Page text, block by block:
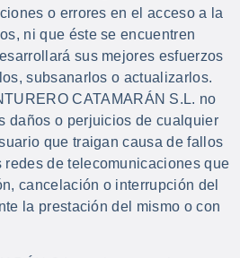
o errores en el acceso a la
ni que éste se encuentren
sus mejores esfuerzos
subsanarlos o actualizarlos.
CATAMARÁN S.L. no
daños o perjuicios de cualquier
que traigan causa de fallos
de telecomunicaciones que
cancelación o interrupción del
la prestación del mismo o con